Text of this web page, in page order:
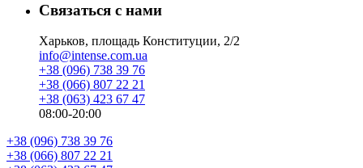
Связаться с нами
Харьков, площадь Конституции, 2/2
info@intense.com.ua
+38 (096) 738 39 76
+38 (066) 807 22 21
+38 (063) 423 67 47
08:00-20:00
+38 (096) 738 39 76
+38 (066) 807 22 21